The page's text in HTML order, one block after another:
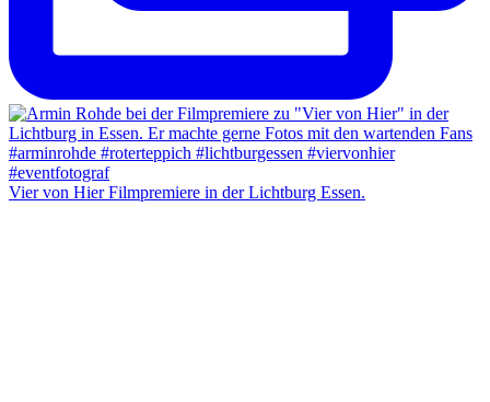
Vier von Hier Filmpremiere in der Lichtburg Essen.